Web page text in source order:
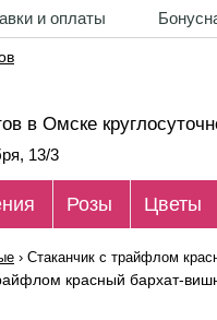
и оплаты
в Омске
13/3
Розы Цветы
› Стаканчик с трайфлом